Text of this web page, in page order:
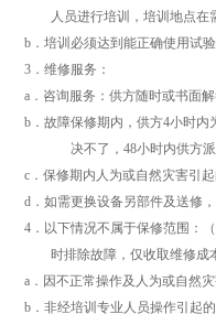
人员进行培训，培训地点在
b．培训必须达到能正确使用试
3．维修服务：
a．咨询服务：供方随时或书面
b．故障保修期内，供方4小时
决不了，48小时内供方派
c．保修期内人为或自然灾害引
d．如需更换设备另部件及送修
4．以下情况不属于保修范围：
时排除故障，仅收取维修成
a．因不正常操作及人为或自然
b．非经培训专业人员操作引起的